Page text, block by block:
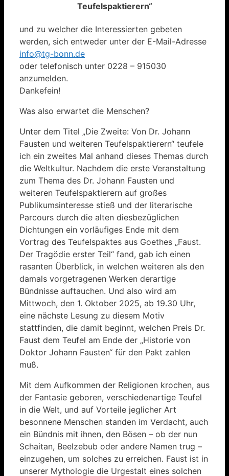
Teufelspaktierern“
und zu welcher die Interessierten gebeten
werden, sich entweder unter der E-Mail-Adresse
info@tg-bonn.de
oder telefonisch unter 0228 – 915030
anzumelden.
Dankefein!
Was also erwartet die Menschen?
Unter dem Titel „Die Zweite: Von Dr. Johann
Fausten und weiteren Teufelspaktierern“ teufele
ich ein zweites Mal anhand dieses Themas durch
die Weltkultur. Nachdem die erste Veranstaltung
zum Thema des Dr. Johann Fausten und
weiteren Teufelspaktierern auf großes
Publikumsinteresse stieß und der literarische
Parcours durch die alten diesbezüglichen
Dichtungen ein vorläufiges Ende mit dem
Vortrag des Teufelspaktes aus Goethes „Faust.
Der Tragödie erster Teil“ fand, gab ich einen
rasanten Überblick, in welchen weiteren als den
damals vorgetragenen Werken derartige
Bündnisse auftauchen. Und also wird am
Mittwoch, den 1. Oktober 2025, ab 19.30 Uhr,
eine nächste Lesung zu diesem Motiv
stattfinden, die damit beginnt, welchen Preis Dr.
Faust dem Teufel am Ende der „Historie von
Doktor Johann Fausten“ für den Pakt zahlen
muß.
Mit dem Aufkommen der Religionen krochen, aus
der Fantasie geboren, verschiedenartige Teufel
in die Welt, und auf Vorteile jeglicher Art
besonnene Menschen standen im Verdacht, auch
ein Bündnis mit ihnen, den Bösen – ob der nun
Schaitan, Beelzebub oder andere Namen trug –
einzugehen, um solches zu erreichen. Faust ist in
unserer Mythologie die Urgestalt eines solchen